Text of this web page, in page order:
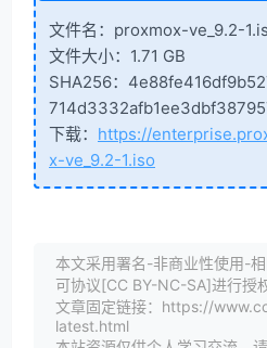
文件名：proxmox-ve_9.2-
文件大小：1.71 GB
SHA256：
下载： https://
x-ve_9.2-1.iso
本文采用署名-非商业性使用-
可协议[CC BY-NC-SA]进行授
文章固定链接：https://
latest.html